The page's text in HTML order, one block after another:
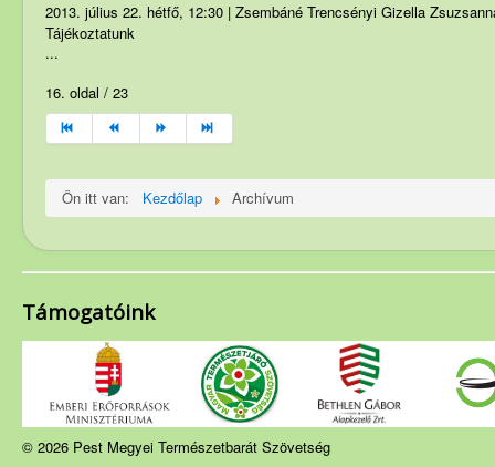
2013. július 22. hétfő, 12:30 | Zsembáné Trencsényi Gizella
Tájékoztatunk
...
16. oldal / 23
Ön itt van: Kezdőlap Archívum
Támogatóink
© 2026 Pest Megyei Természetbarát Szövetség